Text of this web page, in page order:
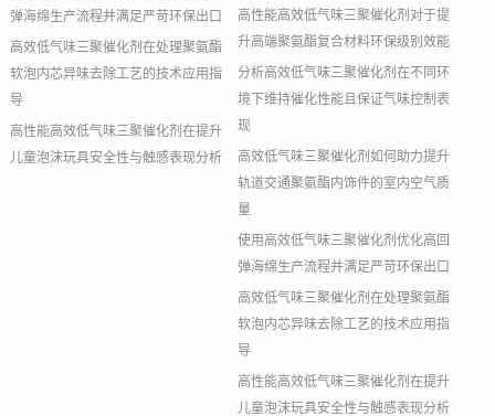
弹海绵生产流程并满足严苛环保出口
高效低气味三聚催化剂在处理聚氨酯
软泡内芯异味去除工艺的技术应用指
导
高性能高效低气味三聚催化剂在提升
儿童泡沫玩具安全性与触感表现分析
高性能高效低气味三聚催化剂对于提
升高端聚氨酯复合材料环保级别效能
分析高效低气味三聚催化剂在不同环
境下维持催化性能且保证气味控制表
现
高效低气味三聚催化剂如何助力提升
轨道交通聚氨酯内饰件的室内空气质
量
使用高效低气味三聚催化剂优化高回
弹海绵生产流程并满足严苛环保出口
高效低气味三聚催化剂在处理聚氨酯
软泡内芯异味去除工艺的技术应用指
导
高性能高效低气味三聚催化剂在提升
儿童泡沫玩具安全性与触感表现分析